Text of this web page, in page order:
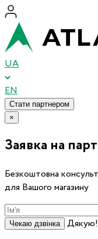
UA
EN
Стати партнером
×
Заявка на
Безкоштовна
для Вашого магазину
Чекаю дзвінка
Дякую!